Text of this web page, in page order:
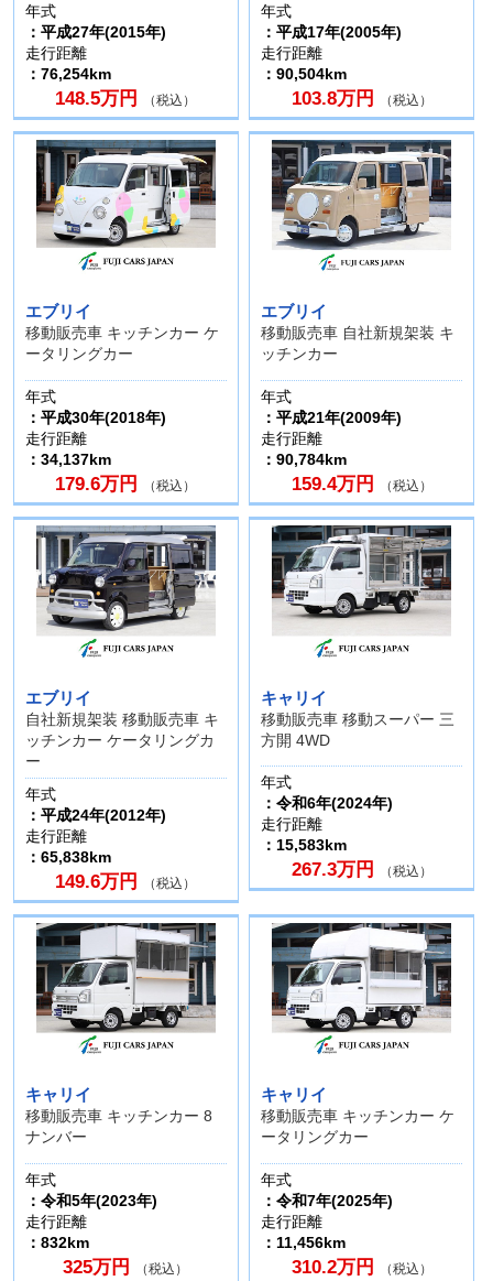
年式
：平成27年(2015年)
走行距離
：76,254km
148.5万円 （税込）
年式
：平成17年(2005年)
走行距離
：90,504km
103.8万円 （税込）
エブリイ
移動販売車 キッチンカー ケ
ータリングカー
年式
：平成30年(2018年)
走行距離
：34,137km
179.6万円 （税込）
エブリイ
移動販売車 自社新規架装 キ
ッチンカー
年式
：平成21年(2009年)
走行距離
：90,784km
159.4万円 （税込）
エブリイ
自社新規架装 移動販売車 キ
ッチンカー ケータリングカ
ー
年式
：平成24年(2012年)
走行距離
：65,838km
149.6万円 （税込）
キャリイ
移動販売車 移動スーパー 三
方開 4WD
年式
：令和6年(2024年)
走行距離
：15,583km
267.3万円 （税込）
キャリイ
移動販売車 キッチンカー 8
ナンバー
年式
：令和5年(2023年)
走行距離
：832km
325万円 （税込）
キャリイ
移動販売車 キッチンカー ケ
ータリングカー
年式
：令和7年(2025年)
走行距離
：11,456km
310.2万円 （税込）